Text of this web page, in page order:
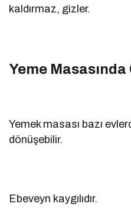
kaldırmaz, gizler.
Yeme
Yemek masası bazı
dönüşebilir.
Ebeveyn kaygılıdır.